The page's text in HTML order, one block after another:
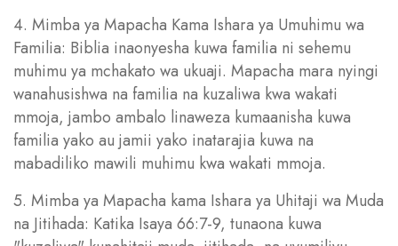
4. Mimba ya Mapacha Kama Ishara ya Umuhimu wa
Familia: Biblia inaonyesha kuwa familia ni sehemu
muhimu ya mchakato wa ukuaji. Mapacha mara nyingi
wanahusishwa na familia na kuzaliwa kwa wakati
mmoja, jambo ambalo linaweza kumaanisha kuwa
familia yako au jamii yako inatarajia kuwa na
mabadiliko mawili muhimu kwa wakati mmoja.
5. Mimba ya Mapacha kama Ishara ya Uhitaji wa Muda
na Jitihada: Katika Isaya 66:7-9, tunaona kuwa